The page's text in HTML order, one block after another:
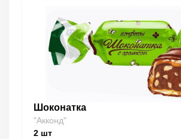
Шоконатка
"Акконд"
2 шт